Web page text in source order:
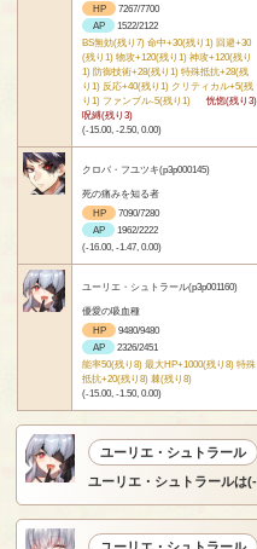
HP
7267/7700
AP
1522/2122
BS無効(残り7) 命中+30(残り1) 回避+30
(残り1) 物攻+120(残り1) 神攻+120(残り
1) 防御技術+28(残り1) 特殊抵抗+28(残
り1) 反応+40(残り1) クリティカル+5(残
り1) ファンブル-5(残り1)
恍惚(残り3)
呪縛(残り3)
(-15.00, -2.50, 0.00)
クロバ・フユツキ(p3p000145)
死の痛みを知る者
HP
7090/7280
AP
1962/2222
(-16.00, -1.47, 0.00)
ユーリエ・シュトラール(p3p001160)
優愛の吸血種
HP
9480/9480
AP
2326/2451
能率50(残り8) 最大HP+1000(残り8) 特殊
抵抗+20(残り8) 棘(残り8)
(-15.00, -1.50, 0.00)
ユーリエ・シュトラール
ユーリエ・シュトラールは